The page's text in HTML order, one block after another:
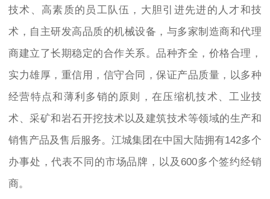
技术、高素质的员工队伍，大胆引进先进的人才和技
术，自主研发高品质的机械设备，与多家制造商和代理
商建立了长期稳定的合作关系。品种齐全，价格合理，
实力雄厚，重信用，信守合同，保证产品质量，以多种
经营特点和薄利多销的原则，在压缩机技术、工业技
术、采矿和岩石开挖技术以及建筑技术等领域的生产和
销售产品及售后服务。江城集团在中国大陆拥有142多个
办事处，代表不同的市场品牌，以及600多个签约经销
商。